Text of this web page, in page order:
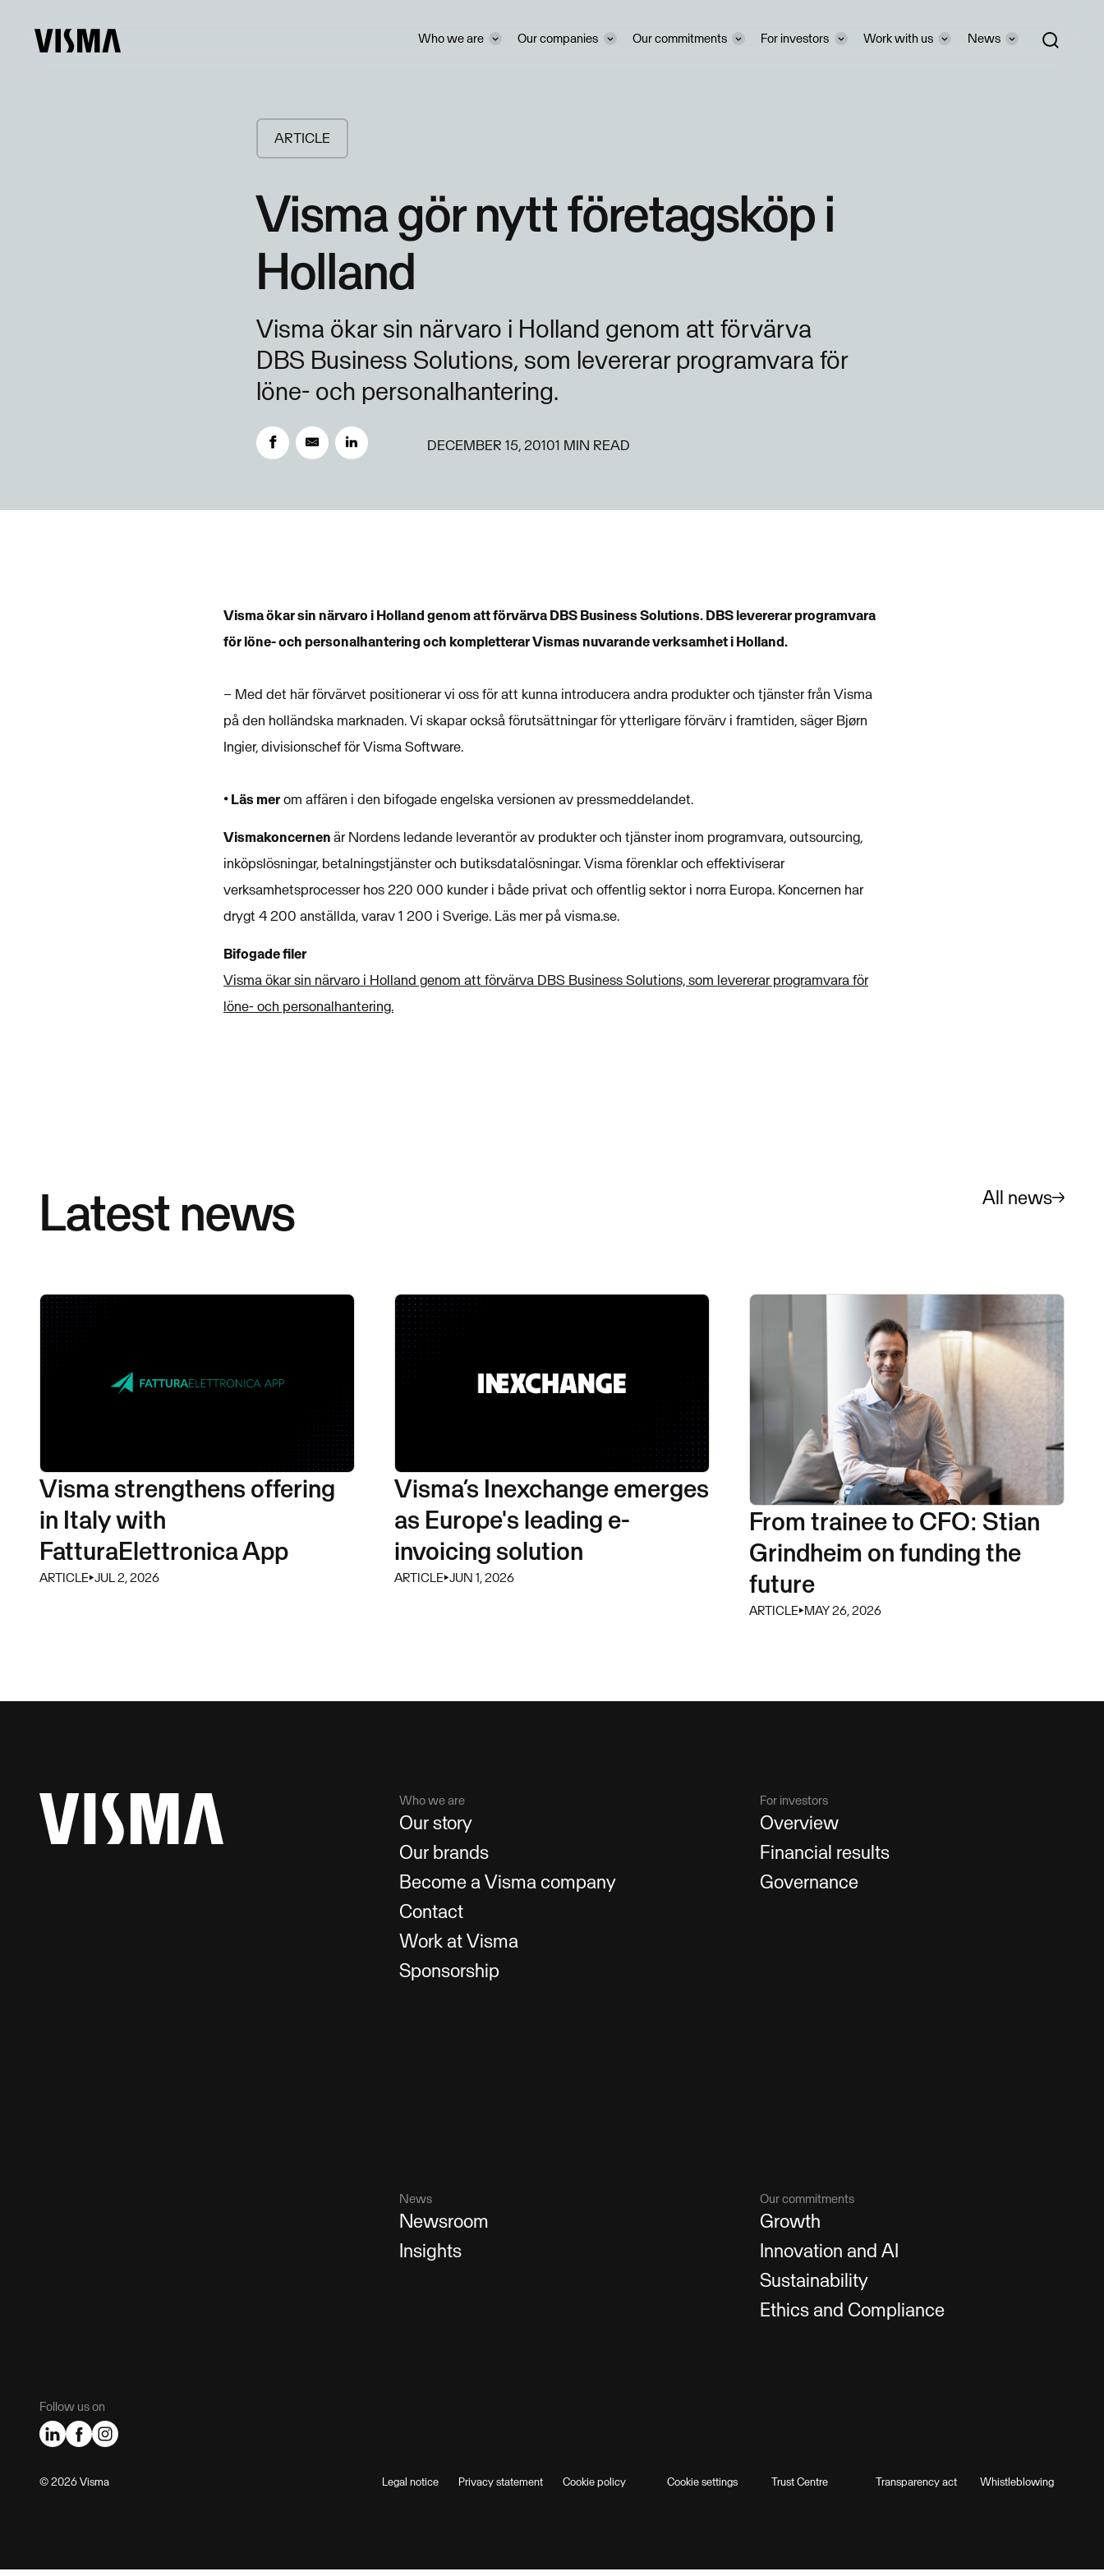
Who we are Our companies Our commitments For investors Work with us News
ARTICLE
Visma gör nytt företagsköp i
Holland
Visma ökar sin närvaro i Holland genom att förvärva
DBS Business Solutions, som levererar programvara för
löne- och personalhantering.
DECEMBER 15, 20101 MIN READ
Visma ökar sin närvaro i Holland genom att förvärva DBS Business Solutions. DBS levererar programvara
för löne- och personalhantering och kompletterar Vismas nuvarande verksamhet i Holland.
– Med det här förvärvet positionerar vi oss för att kunna introducera andra produkter och tjänster från Visma
på den holländska marknaden. Vi skapar också förutsättningar för ytterligare förvärv i framtiden, säger Bjørn
Ingier, divisionschef för Visma Software.
•Läs merom affären i den bifogade engelska versionen av pressmeddelandet.
Vismakoncernenär Nordens ledande leverantör av produkter och tjänster inom programvara, outsourcing,
inköpslösningar, betalningstjänster och butiksdatalösningar. Visma förenklar och effektiviserar
verksamhetsprocesser hos 220 000 kunder i både privat och offentlig sektor i norra Europa. Koncernen har
drygt 4 200 anställda, varav 1 200 i Sverige. Läs mer på visma.se.
Bifogade filer
Visma ökar sin närvaro i Holland genom att förvärva DBS Business Solutions, som levererar programvara för
löne- och personalhantering.
Latest news All news
Visma strengthens offering
in Italy with
FatturaElettronica App
ARTICLE⏵JUL 2, 2026
Visma’s Inexchange emerges
as Europe's leading e-
invoicing solution
ARTICLE⏵JUN 1, 2026
From trainee to CFO: Stian
Grindheim on funding the
future
ARTICLE⏵MAY 26, 2026
Follow us on
Who we are
Our story
Our brands
Become a Visma company
Contact
Work at Visma
Sponsorship
For investors
Overview
Financial results
Governance
News
Newsroom
Insights
Our commitments
Growth
Innovation and AI
Sustainability
Ethics and Compliance
©️ 2026 Visma Legal notice Privacy statement Cookie policy Cookie settings Trust Centre Transparency act Whistleblowing